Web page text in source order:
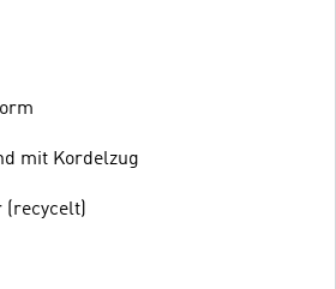
mit Kordelzug
(recycelt)